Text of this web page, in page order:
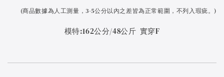
(商品數據為人工測量，3-5公分以內之差皆為正常範圍，不列入瑕疵。)
模特:162公分/48公斤 實穿F